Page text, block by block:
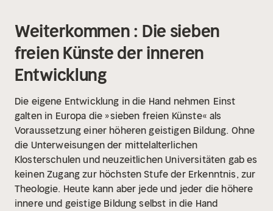
Weiterkommen : Die sieben
freien Künste der inneren
Entwicklung
Die eigene Entwicklung in die Hand nehmen Einst
galten in Europa die »sieben freien Künste« als
Voraussetzung einer höheren geistigen Bildung. Ohne
die Unterweisungen der mittelalterlichen
Klosterschulen und neuzeitlichen Universitäten gab es
keinen Zugang zur höchsten Stufe der Erkenntnis, zur
Theologie. Heute kann aber jede und jeder die höhere
innere und geistige Bildung selbst in die Hand